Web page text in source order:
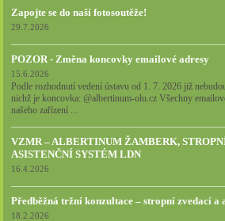
Zapojte se do naší fotosoutěže!
29.7.2026
POZOR - Změna koncovky emailové adresy
15.6.2026
Podle rozhodnutí vedení ústavu od 1. 7. 2026 již
nichž je koncovka: @albertinum-olu.cz Všechny
našeho zařízení ...
VZMR – ALBERTINUM ŽAMBERK,
ASISTENČNÍ SYSTÉM LDN
16.4.2026
Předběžná tržní konzultace – stropní zvedací a
18.2.2026